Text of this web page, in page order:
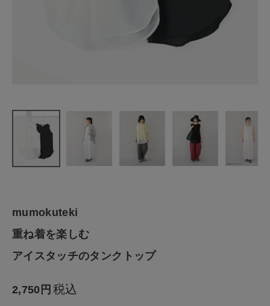
CATEGORY
生活雑貨
食品
ギフト
mumokuteki
重ね着を楽しむ
アイスタッチのタンクトップ
2,750 税込